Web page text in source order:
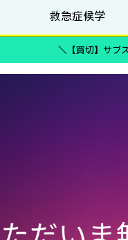
救急症候学
＼【買切】サブ